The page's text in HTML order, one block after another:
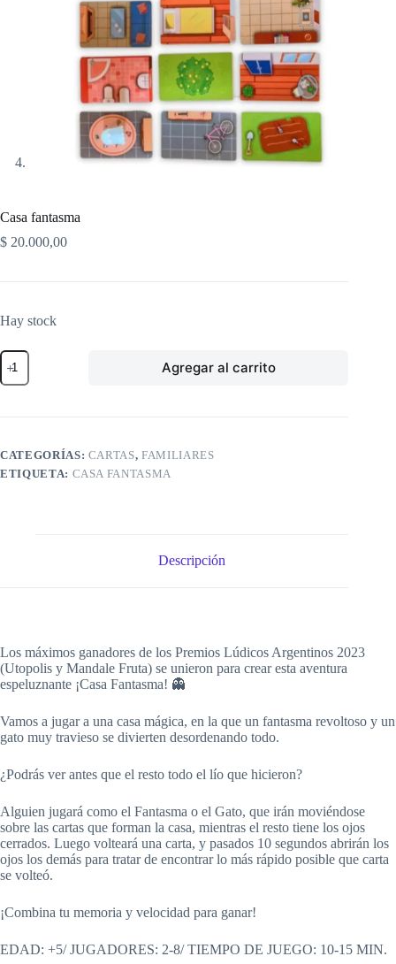
Casa fantasma
$ 20.000,00
Hay stock
Casa
fantasma
cantidad
Agregar al carrito
CATEGORÍAS: CARTAS,FAMILIARES
ETIQUETA: CASA FANTASMA
Descripción
Los máximos ganadores de los Premios Lúdicos Argentinos 2023
(Utopolis y Mandale Fruta) se unieron para crear esta aventura
espeluznante ¡Casa Fantasma! 👻
Vamos a jugar a una casa mágica, en la que un fantasma revoltoso y un
gato muy travieso se divierten desordenando todo.
¿Podrás ver antes que el resto todo el lío que hicieron?
Alguien jugará como el Fantasma o el Gato, que irán moviéndose
sobre las cartas que forman la casa, mientras el resto tiene los ojos
cerrados. Luego volteará una carta, y pasados 10 segundos abrirán los
ojos los demás para tratar de encontrar lo más rápido posible que carta
se volteó.
¡Combina tu memoria y velocidad para ganar!
EDAD: +5/ JUGADORES: 2-8/ TIEMPO DE JUEGO: 10-15 MIN.